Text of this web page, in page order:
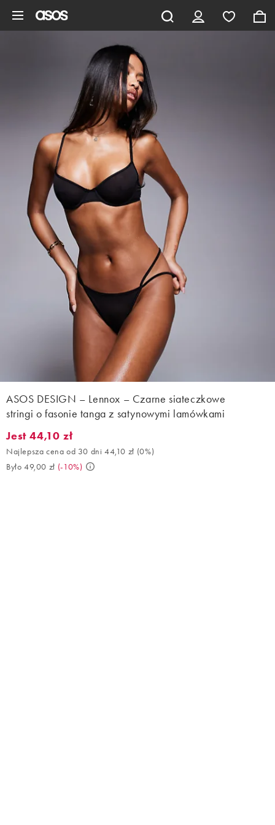
ASOS DESIGN – Lennox – Czarne siateczkowe
stringi o fasonie tanga z satynowymi lamówkami
Jest 44,10 zł. Najlepsza cena od 30 dni 44,10 zł (0%). Było
Jest 44,10 zł
Najlepsza cena od 30 dni 44,10 zł (0%)
Było 49,00 zł (-10%)